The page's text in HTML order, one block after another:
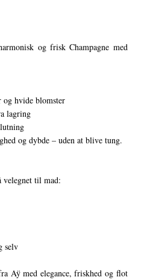
og frisk Champagne med
hvide blomster
lagring
og dybde – uden at blive tung.
velegnet til mad:
selv
Aÿ med elegance, friskhed og flot